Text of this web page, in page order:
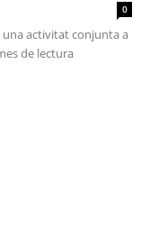
0
una activitat conjunta a
de lectura